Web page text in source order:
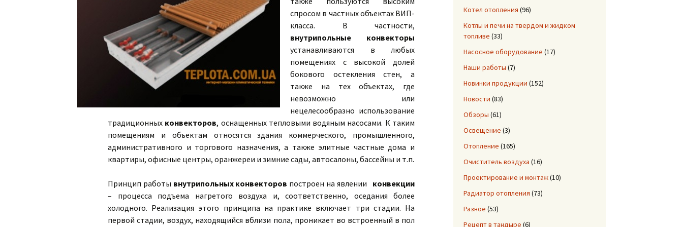
спросом в частных объектах ВИП-
класса. В частности,
внутрипольные конвекторы
устанавливаются в любых
помещениях с высокой долей
бокового остекления стен, а
также на тех объектах, где
невозможно или
нецелесообразно использование
традиционных конвекторов, оснащенных тепловыми водяным насосами. К таким
помещениям и объектам относятся здания коммерческого, промышленного,
административного и торгового назначения, а также элитные частные дома и
квартиры, офисные центры, оранжереи и зимние сады, автосалоны, бассейны и т.п.
Принцип работы внутрипольных конвекторов построен на явлении конвекции
– процесса подъема нагретого воздуха и, соответственно, оседания более
холодного. Реализация этого принципа на практике включает три стадии. На
первой стадии, воздух, находящийся вблизи пола, проникает во встроенный в пол
Котел отопления (96)
Котлы и печи на твердом и жидком
топливе (33)
Насосное оборудование (17)
Наши работы (7)
Новинки продукции (152)
Новости (83)
Обзоры (61)
Освещение (3)
Отопление (165)
Очиститель воздуха (16)
Проектирование и монтаж(10)
Радиатор отопления (73)
Разное (53)
Рецепт в тандыре (6)